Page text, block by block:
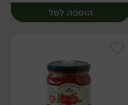
הוספה לסל